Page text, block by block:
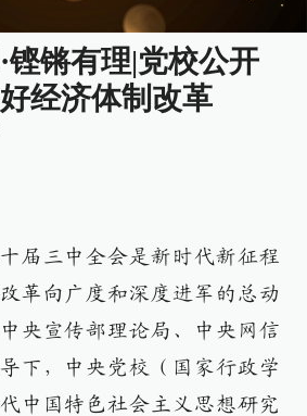
铿锵有理|党校公开
经济体制改革
届三中全会是新时代新征程
革向广度和深度进军的总动
央宣传部理论局、中央网信
下，中央党校（国家行政学
中国特色社会主义思想研究